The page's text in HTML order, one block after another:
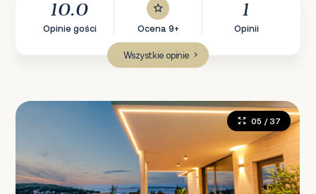
10.0
Opinie gości Ocena 9+
1
Opinii
Wszystkie opinie
05 / 37